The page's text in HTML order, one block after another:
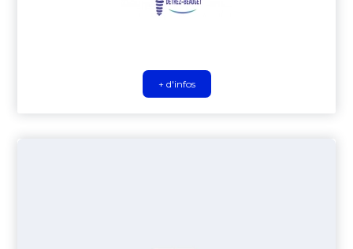
+ d'infos